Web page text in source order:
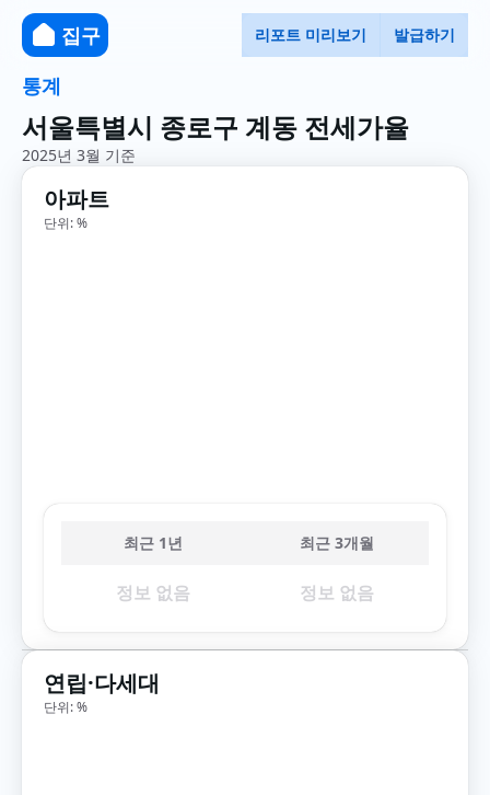
집구 리포트 미리보기 발급하기
통계
서울특별시 종로구 계동 전세가율
2025년 3월 기준
아파트
단위: %
최근 1년 최근 3개월
정보 없음 정보 없음
연립·다세대
단위: %